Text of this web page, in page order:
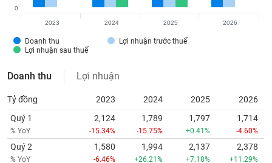
Doanh thu
Lợi nhuận trước thuế
Lợi nhuận sau thuế
0
2023 2024 2025 2026
Doanh thu Lợi nhuận
Tỷ đồng 2023 2024 2025
2026
Quý 1
% YoY
2,124
-15.34%
1,789
-15.75%
1,797
+0.41%
1,714
-4.60%
Quý 2
% YoY
1,580
-6.46%
1,994
+26.21%
2,137
+7.18%
2,378
+11.29%